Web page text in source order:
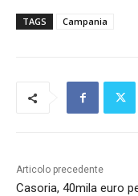
TAGS Campania
Articolo precedente
Casoria, 40mila euro